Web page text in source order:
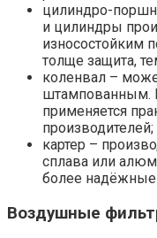
цилиндро-
и цилиндры
износостойким
толще защита,
коленвал –
штампованным.
применяется
производителей;
картер –
сплава или
более
Воздушные